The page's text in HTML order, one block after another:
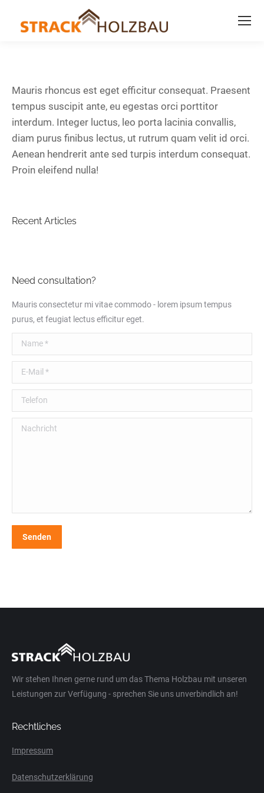
Mauris rhoncus est eget efficitur consequat. Praesent
tempus suscipit ante, eu egestas orci porttitor
interdum. Integer luctus, leo porta lacinia convallis,
diam purus finibus lectus, ut rutrum quam velit id orci.
Aenean hendrerit ante sed turpis interdum consequat.
Proin eleifend nulla!
Recent Articles
Need consultation?
Mauris consectetur mi vitae commodo - lorem ipsum tempus
purus, et feugiat lectus efficitur eget.
Name *
E-Mail *
Telefon
Nachricht
Senden
Wir stehen Ihnen gerne rund um das Thema Holzbau mit unseren
Leistungen zur Verfügung - sprechen Sie uns unverbindlich an!
Rechtliches
Impressum
Datenschutzerklärung